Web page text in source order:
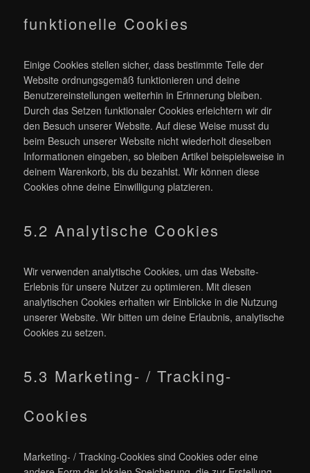
funktionelle Cookies
Einige Cookies stellen sicher, dass bestimmte Teile der
Website ordnungsgemäß funktionieren und deine
Benutzereinstellungen weiterhin in Erinnerung bleiben.
Durch das Setzen funktionaler Cookies erleichtern wir dir
den Besuch unserer Website. Auf diese Weise musst du
beim Besuch unserer Website nicht wiederholt dieselben
Informationen eingeben, so bleiben Artikel beispielsweise in
deinem Warenkorb, bis du bezahlst. Wir können diese
Cookies ohne deine Einwilligung platzieren.
5.2 Analytische Cookies
Wir verwenden analytische Cookies, um das Website-
Erlebnis für unsere Nutzer zu optimieren. Mit diesen
analytischen Cookies erhalten wir Einblicke in die Nutzung
unserer Website. Wir bitten um deine Erlaubnis, analytische
Cookies zu setzen.
5.3 Marketing- / Tracking-
Cookies
Marketing- / Tracking-Cookies sind Cookies oder eine